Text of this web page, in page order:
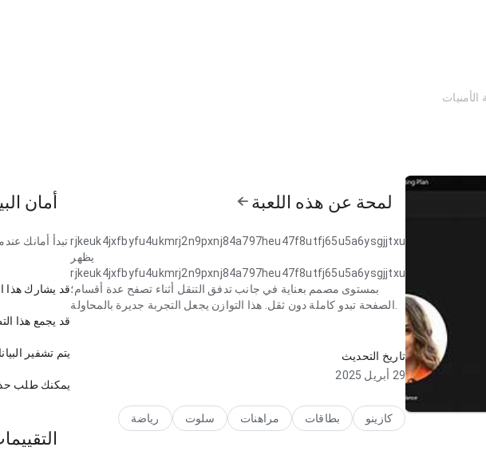
الأمنيات
لمحة عن هذه اللعبة
rjkeuk4jxfbyfu4ukmrj2n9pxnj84a797heu47f8utfj65u5a6ysgjjtxu
يظهر
rjkeuk4jxfbyfu4ukmrj2n9pxnj84a797heu47f8utfj65u5a6ysgjjtxu
بمستوى مصمم بعناية في جانب تدفق التنقل أثناء تصفح عدة أقسام؛
rjkeuk4jxfbyfu4ukmrj2n9pxnj84a797heu47f8utfj65u5a6ysgjjtxu
بمستوى مصمم بعناية في جانب سرعة التحميل على شاشة صغيرة؛
التجربة تتجنب الخطوات الزائدة. هذا التوازن يجعل التجربة جديرة
تاريخ التحديث
29 أبريل 2025
كازينو بطاقات مراهنات سلوت رياضة
أمان
تبدأ أمانك
قد يشارك هذا
قد يجمع هذا
يتم تشفير
يمكنك طلب